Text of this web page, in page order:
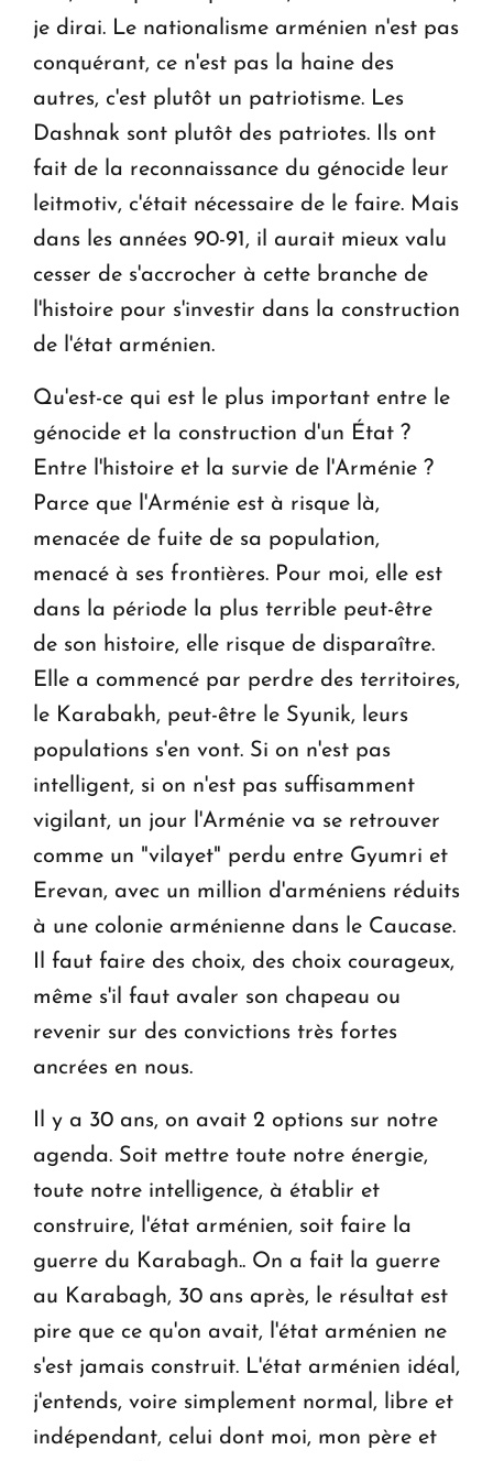
je dirai. Le nationalisme arménien n'est pas
conquérant, ce n'est pas la haine des
autres, c'est plutôt un patriotisme. Les
Dashnak sont plutôt des patriotes. Ils ont
fait de la reconnaissance du génocide leur
leitmotiv, c'était nécessaire de le faire. Mais
dans les années 90-91, il aurait mieux valu
cesser de s'accrocher à cette branche de
l'histoire pour s'investir dans la construction
de l'état arménien.
Qu'est-ce qui est le plus important entre le
génocide et la construction d'un État ?
Entre l'histoire et la survie de l'Arménie ?
Parce que l'Arménie est à risque là,
menacée de fuite de sa population,
menacé à ses frontières. Pour moi, elle est
dans la période la plus terrible peut-être
de son histoire, elle risque de disparaître.
Elle a commencé par perdre des territoires,
le Karabakh, peut-être le Syunik, leurs
populations s'en vont. Si on n'est pas
intelligent, si on n'est pas suffisamment
vigilant, un jour l'Arménie va se retrouver
comme un "vilayet" perdu entre Gyumri et
Erevan, avec un million d'arméniens réduits
à une colonie arménienne dans le Caucase.
Il faut faire des choix, des choix courageux,
même s'il faut avaler son chapeau ou
revenir sur des convictions très fortes
ancrées en nous.
Il y a 30 ans, on avait 2 options sur notre
agenda. Soit mettre toute notre énergie,
toute notre intelligence, à établir et
construire, l'état arménien, soit faire la
guerre du Karabagh.. On a fait la guerre
au Karabagh, 30 ans après, le résultat est
pire que ce qu'on avait, l'état arménien ne
s'est jamais construit. L'état arménien idéal,
j'entends, voire simplement normal, libre et
indépendant, celui dont moi, mon père et